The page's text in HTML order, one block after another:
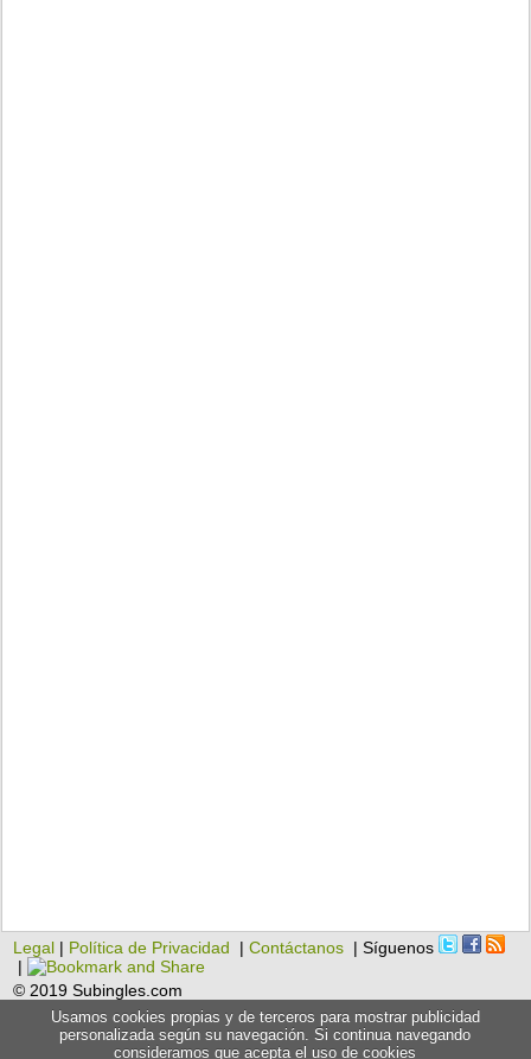
Legal | Política de Privacidad |Contáctanos | Síguenos
|
© 2019 Subingles.com
Usamos cookies propias y de terceros para mostrar publicidad
personalizada según su navegación. Si continua navegando
consideramos que acepta el uso de cookies